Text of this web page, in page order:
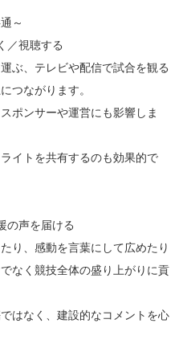
～
／視聴する
ぶ、テレビや配信で試合を観る
つながります。
ポンサーや運営にも影響しま
イトを共有するのも効果的で
の声を届ける
り、感動を言葉にして広めたり
なく競技全体の盛り上がりに貢
はなく、建設的なコメントを心